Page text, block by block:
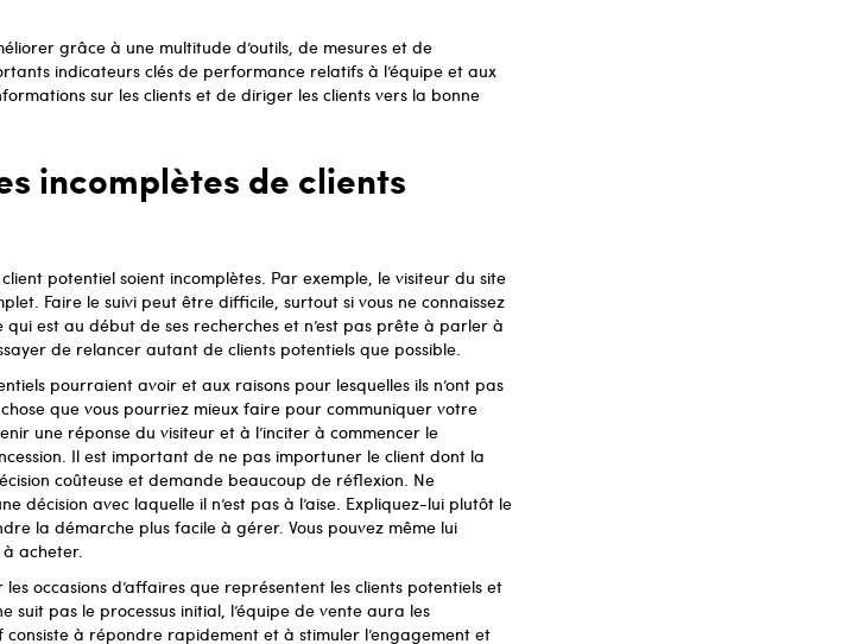
grâce à une multitude d’outils, de mesures et de
indicateurs clés de performance relatifs à l’équipe et aux
sur les clients et de diriger les clients vers la bonne
incomplètes de clients
potentiel soient incomplètes. Par exemple, le visiteur du site
Faire le suivi peut être difficile, surtout si vous ne connaissez
qui est au début de ses recherches et n’est pas prête à parler à
de relancer autant de clients potentiels que possible.
pourraient avoir et aux raisons pour lesquelles ils n’ont pas
que vous pourriez mieux faire pour communiquer votre
une réponse du visiteur et à l’inciter à commencer le
Il est important de ne pas importuner le client dont la
coûteuse et demande beaucoup de réflexion. Ne
décision avec laquelle il n’est pas à l’aise. Expliquez-lui plutôt le
la démarche plus facile à gérer. Vous pouvez même lui
acheter.
occasions d’affaires que représentent les clients potentiels et
suit pas le processus initial, l’équipe de vente aura les
consiste à répondre rapidement et à stimuler l’engagement et